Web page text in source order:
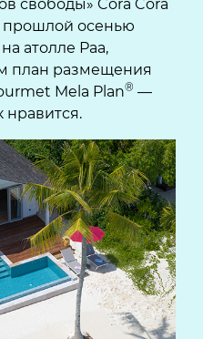
свободы» Cora Cora
прошлой осенью
атолле Раа,
план размещения
Mela Plan® —
нравится.